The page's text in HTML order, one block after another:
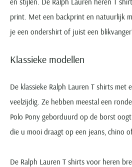
print. Met een backprint en natuurlijk
je een ondershirt of juist een
Klassieke modellen
De klassieke Ralph Lauren T shirts met
veelzijdig. Ze hebben meestal een
Polo Pony geborduurd op de borst
die u mooi draagt op een jeans, chino
De Ralph Lauren T shirts voor heren